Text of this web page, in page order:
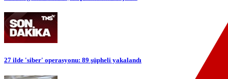
27 ilde 'siber' operasyonu: 89 şüpheli yakalandı